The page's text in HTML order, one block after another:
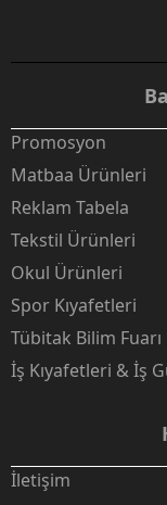
Promosyon
Matbaa Ürünleri
Reklam Tabela
Tekstil Ürünleri
Okul Ürünleri
Spor Kıyafetleri
Tübitak Bilim
İş Kıyafetleri & İş
İletişim